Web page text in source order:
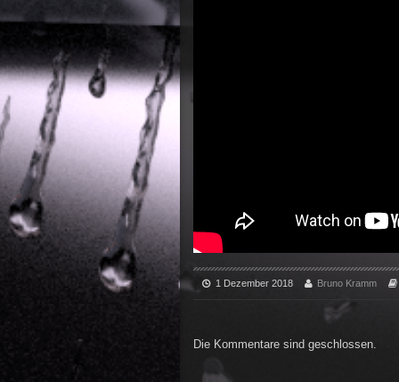
1 Dezember 2018 Bruno Kramm
Die Kommentare sind geschlossen.